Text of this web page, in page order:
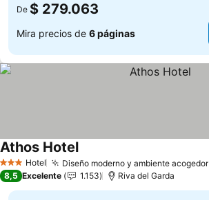
De $ 279.063
Mira precios de 6 páginas
3 Estrellas
Hotel Diseño moderno y ambiente acogedor
Athos Hotel
8,5 Excelente 1.153 Riva del Garda